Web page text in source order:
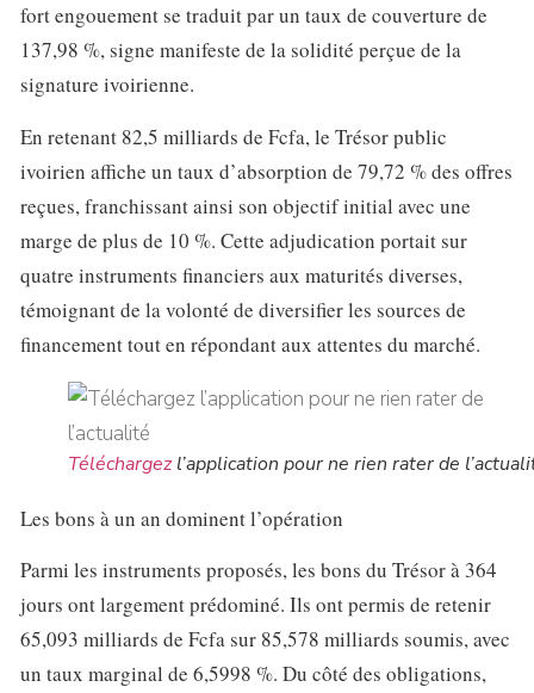
fort engouement se traduit par un taux de couverture de
137,98 %, signe manifeste de la solidité perçue de la
signature ivoirienne.
En retenant 82,5 milliards de Fcfa, le Trésor public
ivoirien affiche un taux d’absorption de 79,72 % des offres
reçues, franchissant ainsi son objectif initial avec une
marge de plus de 10 %. Cette adjudication portait sur
quatre instruments financiers aux maturités diverses,
témoignant de la volonté de diversifier les sources de
financement tout en répondant aux attentes du marché.
Téléchargezl’application pour ne rien rater de
Les bons à un an dominent l’opération
Parmi les instruments proposés, les bons du Trésor à 364
jours ont largement prédominé. Ils ont permis de retenir
65,093 milliards de Fcfa sur 85,578 milliards soumis, avec
un taux marginal de 6,5998 %. Du côté des obligations,